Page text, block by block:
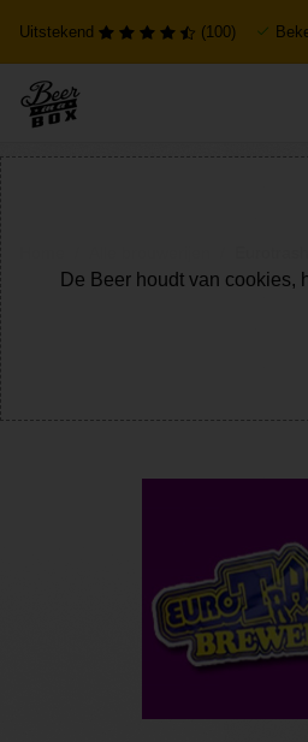
Uitstekend (100)
De Beer houdt van cookies,